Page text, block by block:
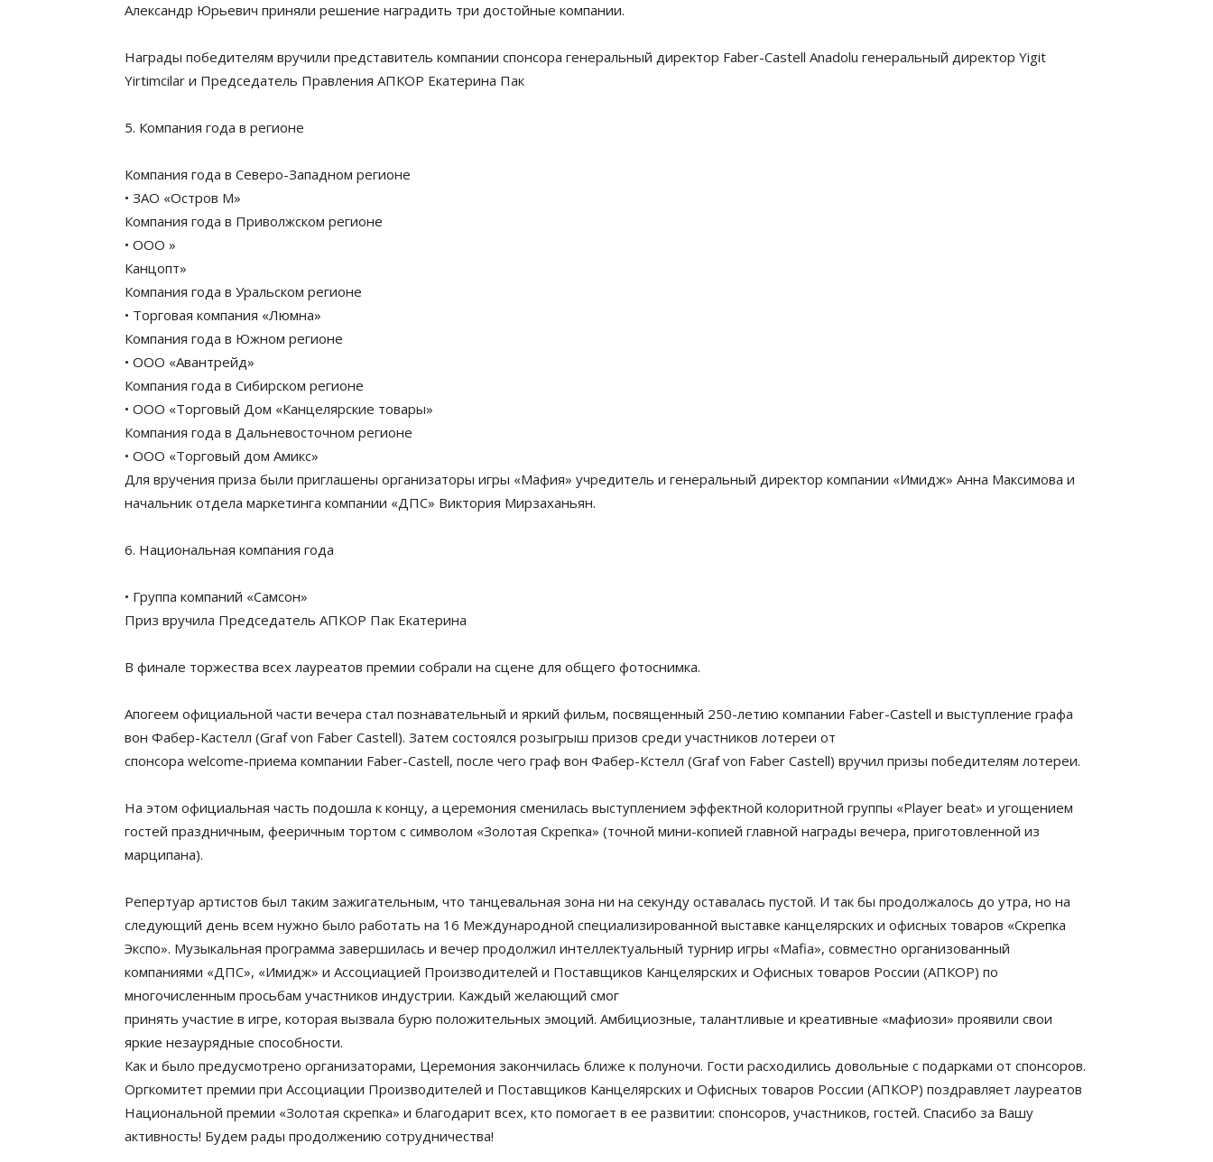
Александр Юрьевич приняли решение наградить три достойные компании.
Награды победителям вручили представитель компании спонсора генеральный директор Faber-Castell Anadolu генеральный директор Yigit
Yirtimcilar и Председатель Правления АПКОР Екатерина Пак
5. Компания года в регионе
Компания года в Северо-Западном регионе
• ЗАО «Остров М»
Компания года в Приволжском регионе
• ООО »
Канцопт»
Компания года в Уральском регионе
• Торговая компания «Люмна»
Компания года в Южном регионе
• ООО «Авантрейд»
Компания года в Сибирском регионе
• ООО «Торговый Дом «Канцелярские товары»
Компания года в Дальневосточном регионе
• ООО «Торговый дом Амикс»
Для вручения приза были приглашены организаторы игры «Мафия» учредитель и генеральный директор компании «Имидж» Анна Максимова и
начальник отдела маркетинга компании «ДПС» Виктория Мирзаханьян.
6. Национальная компания года
• Группа компаний «Самсон»
Приз вручила Председатель АПКОР Пак Екатерина
В финале торжества всех лауреатов премии собрали на сцене для общего фотоснимка.
Апогеем официальной части вечера стал познавательный и яркий фильм, посвященный 250-летию компании Faber-Castell и выступление графа
вон Фабер-Кастелл (Graf von Faber Castell). Затем состоялся розыгрыш призов среди участников лотереи от
спонсора welcome-приема компании Faber-Castell, после чего граф вон Фабер-Кстелл (Graf von Faber Castell) вручил призы победителям лотереи.
На этом официальная часть подошла к концу, а церемония сменилась выступлением эффектной колоритной группы «Player beat» и угощением
гостей праздничным, фееричным тортом с символом «Золотая Скрепка» (точной мини-копией главной награды вечера, приготовленной из
марципана).
Репертуар артистов был таким зажигательным, что танцевальная зона ни на секунду оставалась пустой. И так бы продолжалось до утра, но на
следующий день всем нужно было работать на 16 Международной специализированной выставке канцелярских и офисных товаров «Скрепка
Экспо». Музыкальная программа завершилась и вечер продолжил интеллектуальный турнир игры «Mafia», совместно организованный
компаниями «ДПС», «Имидж» и Ассоциацией Производителей и Поставщиков Канцелярских и Офисных товаров России (АПКОР) по
многочисленным просьбам участников индустрии. Каждый желающий смог
принять участие в игре, которая вызвала бурю положительных эмоций. Амбициозные, талантливые и креативные «мафиози» проявили свои
яркие незаурядные способности.
Как и было предусмотрено организаторами, Церемония закончилась ближе к полуночи. Гости расходились довольные с подарками от спонсоров.
Оргкомитет премии при Ассоциации Производителей и Поставщиков Канцелярских и Офисных товаров России (АПКОР) поздравляет лауреатов
Национальной премии «Золотая скрепка» и благодарит всех, кто помогает в ее развитии: спонсоров, участников, гостей. Спасибо за Вашу
активность! Будем рады продолжению сотрудничества!